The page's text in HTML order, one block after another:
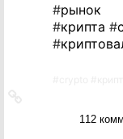
#рынок
#крипта #
#
112